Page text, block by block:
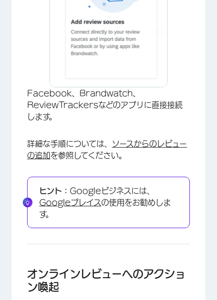
×
Facebook、Brandwatch、
ReviewTrackersなどのアプリに直接接続
します。
詳細な手順については、
ソースからのレビュー
の追加を参照してください。
ヒント： Googleビジネスには、
Googleプレイスの使用をお勧めしま
す。
オンラインレビューへのアクショ
ン喚起